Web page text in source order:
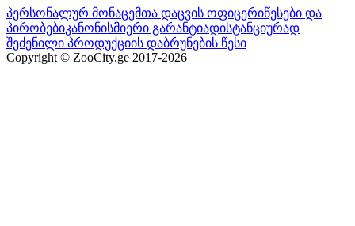
პერსონალურ მონაცემთა დაცვის ოფიცერიწესები და
პირობებიკანონისმიერი გარანტიადისტანციურად
შეძენილი პროდუქციის დაბრუნების წესი
Copyright © ZooCity.ge 2017-2026